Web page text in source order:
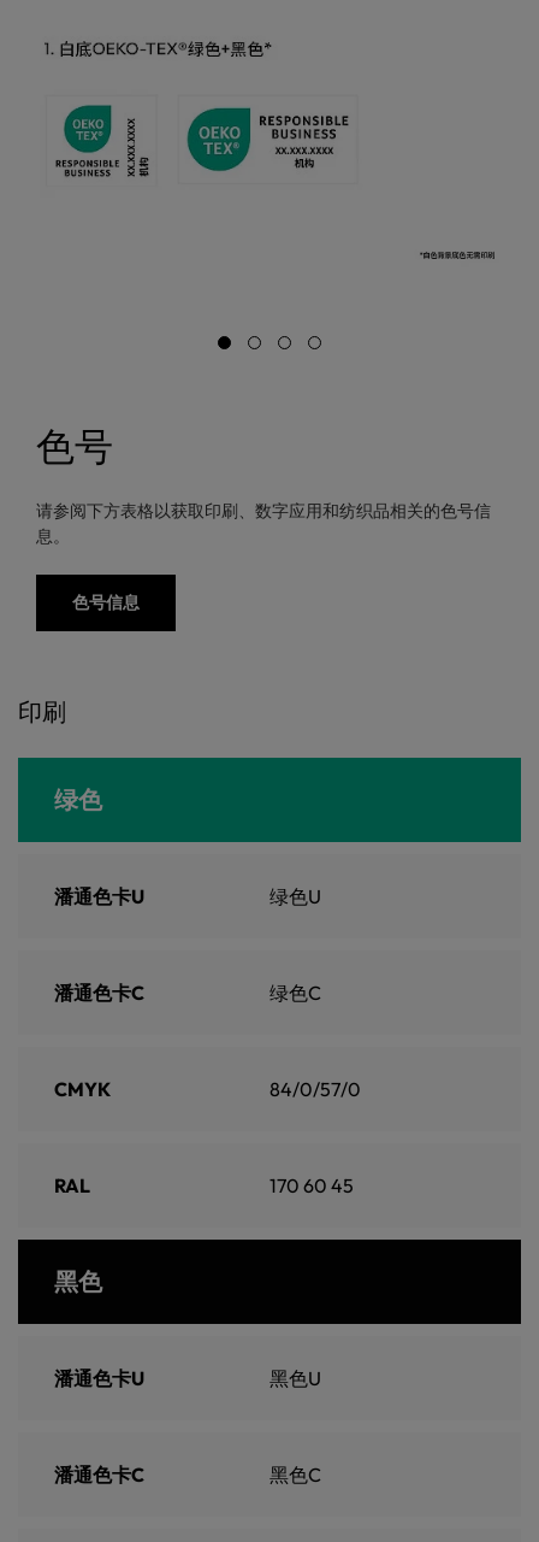
色号
请参阅下方表格以获取印刷、数字应用和纺织品相关的色号信
息。
色号信息
印刷
绿色
潘通色卡U 绿色U
潘通色卡C 绿色C
CMYK 84/0/57/0
RAL 170 60 45
黑色
潘通色卡U 黑色U
潘通色卡C 黑色C